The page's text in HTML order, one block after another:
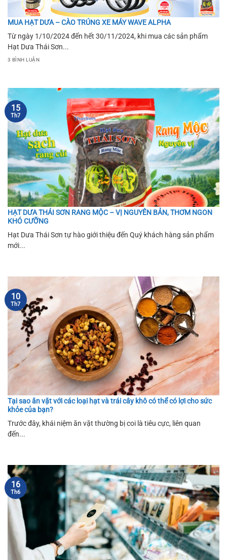
MUA HẠT DƯA – CÀO TRÚNG XE MÁY WAVE ALPHA
Từ ngày 1/10/2024 đến hết 30/11/2024, khi mua các sản phẩm
Hạt Dưa Thái Sơn...
3 BÌNH LUẬN
HẠT DƯA THÁI SƠN RANG MỘC – VỊ NGUYÊN BẢN, THƠM NGON
KHÓ CƯỠNG
Hạt Dưa Thái Sơn tự hào giới thiệu đến Quý khách hàng sản phẩm
mới...
15
Th7
Tại sao ăn vặt với các loại hạt và trái cây khô có thể có lợi cho sức
khỏe của bạn?
Trước đây, khái niệm ăn vặt thường bị coi là tiêu cực, liên quan
đến...
10
Th7
16
Th6